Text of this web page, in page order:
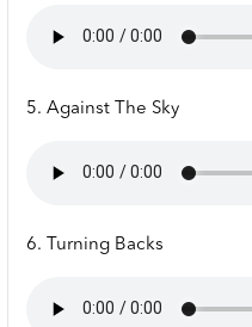
5. Against The Sky
6. Turning Backs